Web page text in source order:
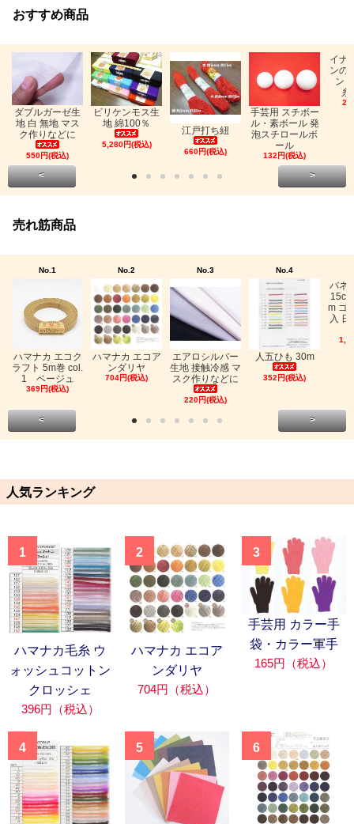
おすすめ商品
ダブルガーゼ生
地 白 無地 マス
ク作りなどに
550円(税込)
ビリケンモス生
地 綿100％
5,280円(税込)
江戸打ち紐
660円(税込)
手芸用 スチボー
ル・素ボール 発
泡スチロールボ
ール
132円(税込)
イナ
ンの
ン
糸
< >
売れ筋商品
No.1
ハマナカ エコク
ラフト 5m巻 col.
1 ベージュ
369円(税込)
No.2
ハマナカ エコア
ンダリヤ
704円(税込)
No.3
エアロシルバー
生地 接触冷感 マ
スク作りなどに
220円(税込)
No.4
人五ひも 30m
352円(税込)
バネ
m ゴ
入
< >
人気ランキング
1
ハマナカ毛糸 ウ
ォッシュコットン
クロッシェ
396円（税込）
2
ハマナカ エコア
ンダリヤ
704円（税込）
3
手芸用 カラー手
袋・カラー軍手
165円（税込）
4 5 6